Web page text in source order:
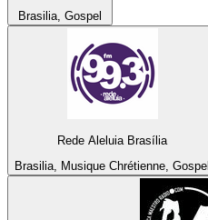
Brasilia, Gospel
Rede Aleluia Brasília
Brasilia, Musique Chrétienne, Gospel